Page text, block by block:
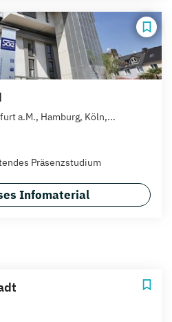
a.M., Hamburg, Köln,...
Präsenzstudium
Infomaterial